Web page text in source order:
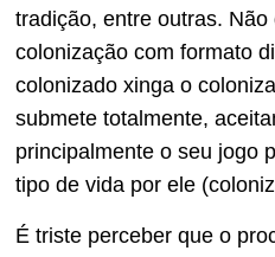
tradição, entre outras.
colonização com formato
colonizado xinga o
submete totalmente,
principalmente o seu jogo
tipo de vida por ele
É triste perceber que o